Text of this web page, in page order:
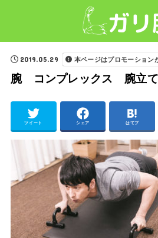
2019.05.29 本ページはプロモーション
腕 コンプレックス 腕立
ツイート シェア はてブ